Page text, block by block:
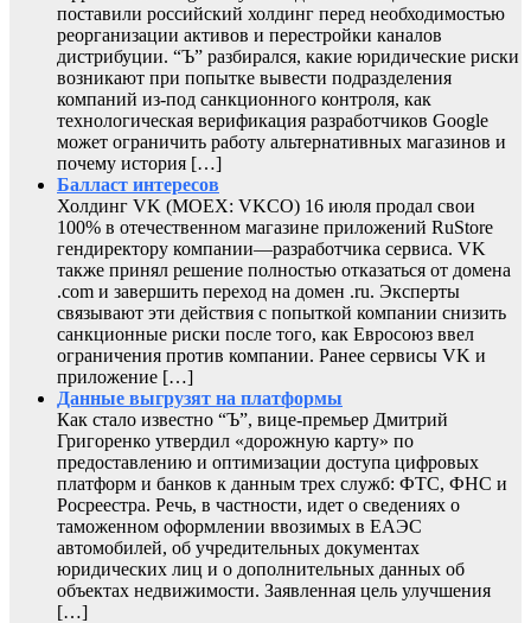
поставили российский холдинг перед необходимостью
реорганизации активов и перестройки каналов
дистрибуции. “Ъ” разбирался, какие юридические риски
возникают при попытке вывести подразделения
компаний из-под санкционного контроля, как
технологическая верификация разработчиков Google
может ограничить работу альтернативных магазинов и
почему история […]
Балласт интересов
Холдинг VK (MOEX: VKCO) 16 июля продал свои
100% в отечественном магазине приложений RuStore
гендиректору компании—разработчика сервиса. VK
также принял решение полностью отказаться от домена
.com и завершить переход на домен .ru. Эксперты
связывают эти действия с попыткой компании снизить
санкционные риски после того, как Евросоюз ввел
ограничения против компании. Ранее сервисы VK и
приложение […]
Данные выгрузят на платформы
Как стало известно “Ъ”, вице-премьер Дмитрий
Григоренко утвердил «дорожную карту» по
предоставлению и оптимизации доступа цифровых
платформ и банков к данным трех служб: ФТС, ФНС и
Росреестра. Речь, в частности, идет о сведениях о
таможенном оформлении ввозимых в ЕАЭС
автомобилей, об учредительных документах
юридических лиц и о дополнительных данных об
объектах недвижимости. Заявленная цель улучшения
[…]